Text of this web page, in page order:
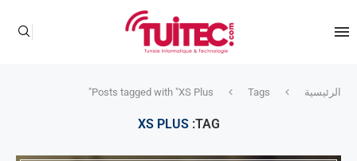
الرئيسية Tags
Posts tagged with "XS Plus"
TAG:
XS PLUS